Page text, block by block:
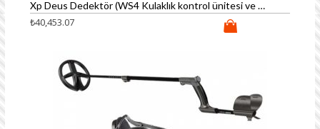
Xp Deus Dedektör (WS4 Kulaklık kontrol ünitesi ve 22cm Başlık)
₺40,453.07